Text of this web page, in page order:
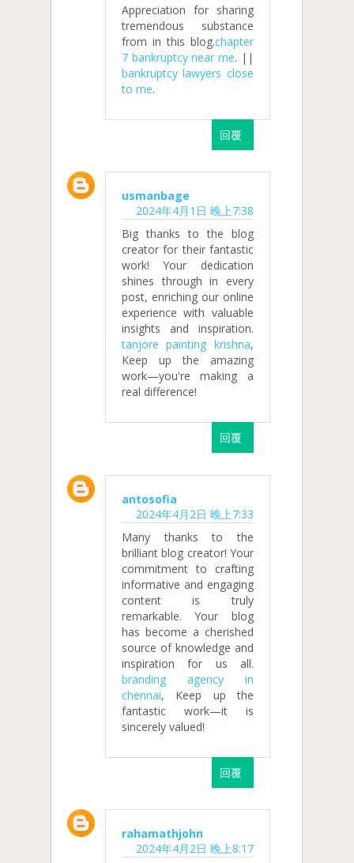
Appreciation for sharing
tremendous substance
from in this blog.chapter
7 bankruptcy near me. ||
bankruptcy lawyers close
to me.
回覆
usmanbage
2024年4月1日 晚上7:38
Big thanks to the blog
creator for their fantastic
work! Your dedication
shines through in every
post, enriching our online
experience with valuable
insights and inspiration.
tanjore painting krishna,
Keep up the amazing
work—you're making a
real difference!
回覆
antosofia
2024年4月2日 晚上7:33
Many thanks to the
brilliant blog creator! Your
commitment to crafting
informative and engaging
content is truly
remarkable. Your blog
has become a cherished
source of knowledge and
inspiration for us all.
branding agency in
chennai, Keep up the
fantastic work—it is
sincerely valued!
回覆
rahamathjohn
2024年4月2日 晚上8:17